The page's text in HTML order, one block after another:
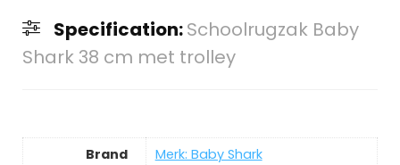
Specification:Schoolrugzak Baby
Shark 38 cm met trolley
Brand Merk: Baby Shark